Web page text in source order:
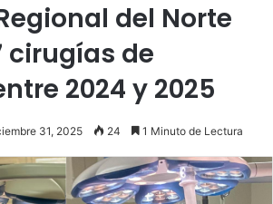
del Norte
cirugías de
2024 y 2025
31, 2025 24 1 Minuto de Lectura